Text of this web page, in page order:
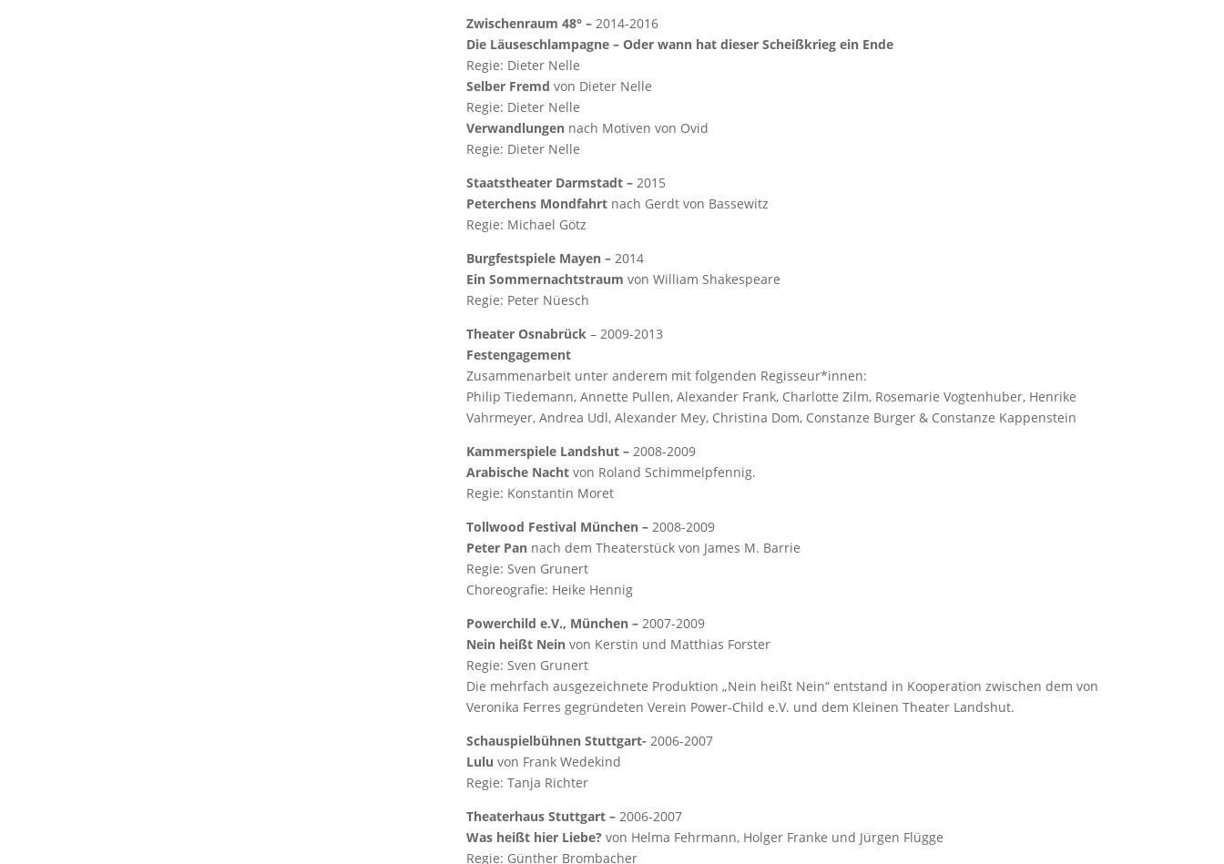
Zwischenraum 48° – 2014-2016
Die Läuseschlampagne – Oder wann hat dieser Scheißkrieg ein Ende
Regie: Dieter Nelle
Selber Fremd von Dieter Nelle
Regie: Dieter Nelle
Verwandlungen nach Motiven von Ovid
Regie: Dieter Nelle
Staatstheater Darmstadt – 2015
Peterchens Mondfahrt nach Gerdt von Bassewitz
Regie: Michael Götz
Burgfestspiele Mayen – 2014
Ein Sommernachtstraum von William Shakespeare
Regie: Peter Nüesch
Theater Osnabrück – 2009-2013
Festengagement
Zusammenarbeit unter anderem mit folgenden Regisseur*innen:
Philip Tiedemann, Annette Pullen, Alexander Frank, Charlotte Zilm, Rosemarie Vogtenhuber, Henrike
Vahrmeyer, Andrea Udl, Alexander Mey, Christina Dom, Constanze Burger & Constanze Kappenstein
Kammerspiele Landshut – 2008-2009
Arabische Nacht von Roland Schimmelpfennig.
Regie: Konstantin Moret
Tollwood Festival München –2008-2009
Peter Pan nach dem Theaterstück von James M. Barrie
Regie: Sven Grunert
Choreografie: Heike Hennig
Powerchild e.V., München – 2007-2009
Nein heißt Nein von Kerstin und Matthias Forster
Regie: Sven Grunert
Die mehrfach ausgezeichnete Produktion „Nein heißt Nein“ entstand in Kooperation zwischen dem von
Veronika Ferres gegründeten Verein Power-Child e.V. und dem Kleinen Theater Landshut.
Schauspielbühnen Stuttgart-2006-2007
Lulu von Frank Wedekind
Regie: Tanja Richter
Theaterhaus Stuttgart – 2006-2007
Was heißt hier Liebe? von Helma Fehrmann, Holger Franke und Jürgen Flügge
Regie: Günther Brombacher